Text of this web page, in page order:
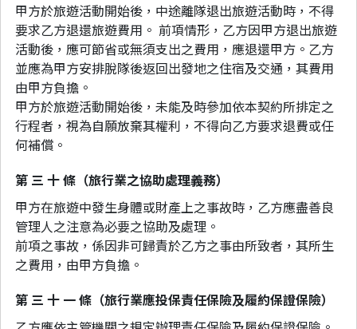
甲方於旅遊活動開始後，中途離隊退出旅遊活動時，不得
要求乙方退還旅遊費用。 前項情形，乙方因甲方退出旅遊
活動後，應可節省或無須支出之費用，應退還甲方。乙方
並應為甲方安排脫隊後返回出發地之住宿及交通，其費用
由甲方負擔。
甲方於旅遊活動開始後，未能及時參加依本契約所排定之
行程者，視為自願放棄其權利，不得向乙方要求退費或任
何補償。
第 三 十 條（旅行業之協助處理義務）
甲方在旅遊中發生身體或財產上之事故時，乙方應盡善良
管理人之注意為必要之協助及處理。
前項之事故，係因非可歸責於乙方之事由所致者，其所生
之費用，由甲方負擔。
第 三 十 一 條（旅行業應投保責任保險及履約保證保險）